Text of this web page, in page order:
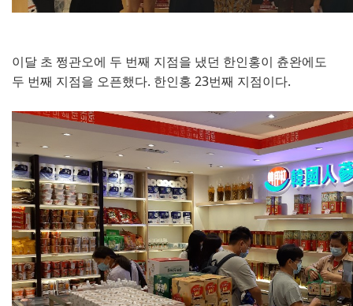
이달 초 쩡관오에 두 번째 지점을 냈던 한인홍이 츈완에도
두 번째 지점을 오픈했다. 한인홍 23번째 지점이다.